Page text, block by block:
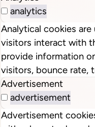
analytics
Analytical cookies
visitors interact with
provide information
visitors, bounce rate,
Advertisement
advertisement
Advertisement